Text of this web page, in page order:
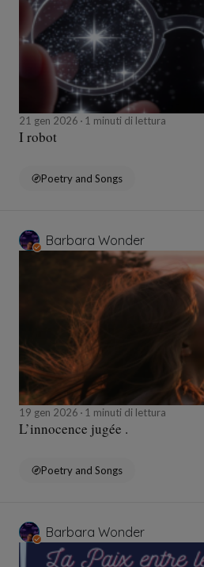
21 gen 2026 1 minuti di lettura
I robot
Poetry and Songs
Barbara Wonder
19 gen 2026 1 minuti di lettura
L’innocence jugée .
Poetry and Songs
Barbara Wonder